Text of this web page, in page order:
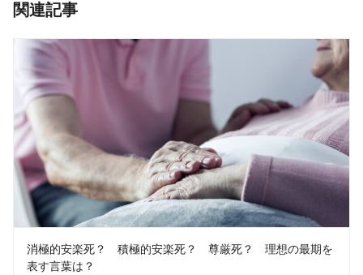
関連記事
消極的安楽死？ 積極的安楽死？ 尊厳死？ 理想の最期を
表す言葉は？